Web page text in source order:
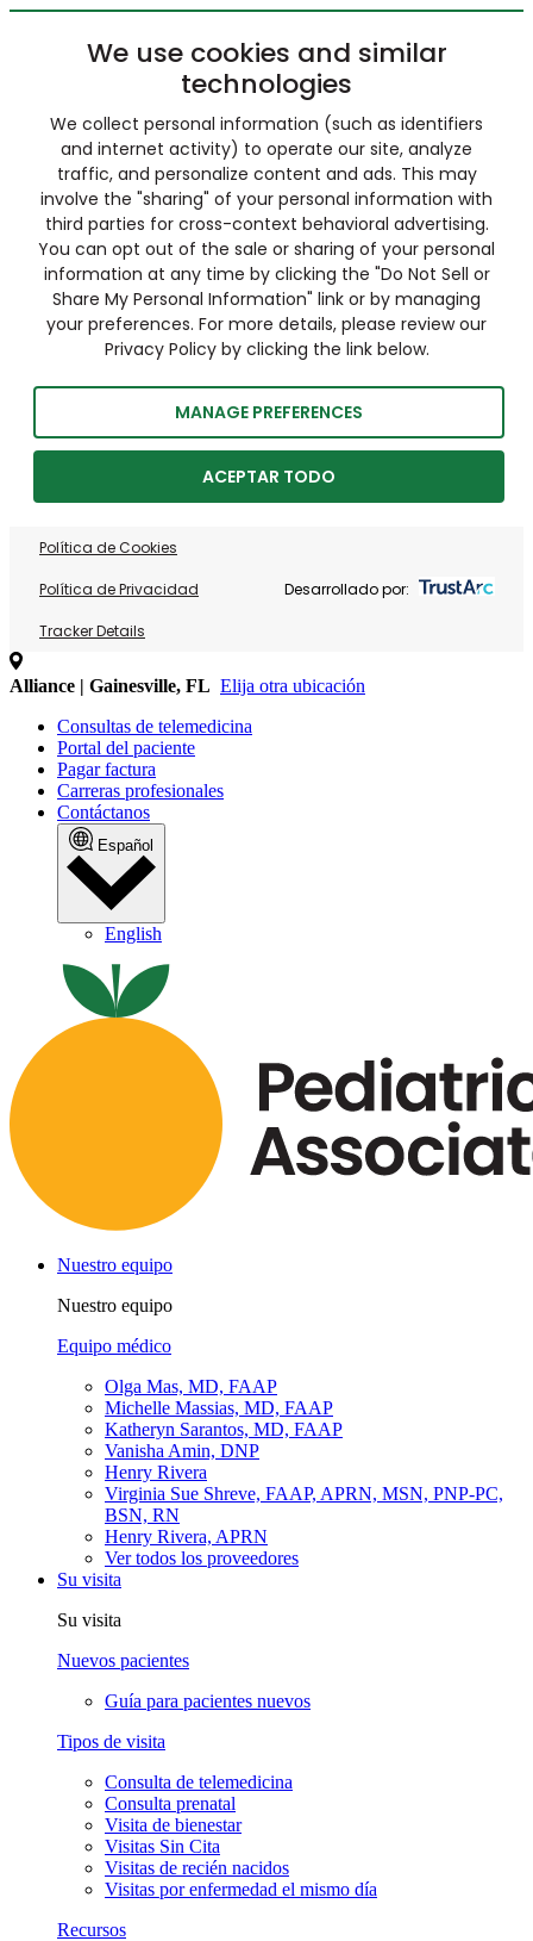
We use cookies and similar
technologies
We collect personal information (such as identifiers
and internet activity) to operate our site, analyze
traffic, and personalize content and ads. This may
involve the "sharing" of your personal information with
third parties for cross-context behavioral advertising.
You can opt out of the sale or sharing of your personal
information at any time by clicking the "Do Not Sell or
Share My Personal Information" link or by managing
your preferences. For more details, please review our
Privacy Policy by clicking the link below.
MANAGE PREFERENCES
ACEPTAR TODO
Política de Cookies
Política de Privacidad
Tracker Details
Desarrollado por:
Alliance | Gainesville, FL Elija otra ubicación
Consultas de telemedicina
Portal del paciente
Pagar factura
Carreras profesionales
Contáctanos
Español
English
Nuestro equipo
Nuestro equipo
Equipo médico
Olga Mas, MD, FAAP
Michelle Massias, MD, FAAP
Katheryn Sarantos, MD, FAAP
Vanisha Amin, DNP
Henry Rivera
Virginia Sue Shreve, FAAP, APRN, MSN, PNP-PC,
BSN, RN
Henry Rivera, APRN
Ver todos los proveedores
Su visita
Su visita
Nuevos pacientes
Guía para pacientes nuevos
Tipos de visita
Consulta de telemedicina
Consulta prenatal
Visita de bienestar
Visitas Sin Cita
Visitas de recién nacidos
Visitas por enfermedad el mismo día
Recursos